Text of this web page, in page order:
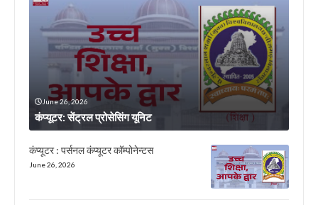
June 26, 2026
कंप्यूटर: सेंट्रल प्रोसेसिंग यूनिट
कंप्यूटर : पर्सनल कंप्यूटर कॉम्पोनेन्टस
June 26, 2026